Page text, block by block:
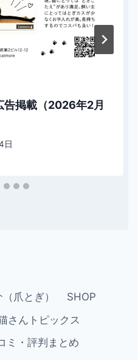
告掲載（2026年2月
日
爪とぎ）
SHOP
さんトピックス
ミ・評判まとめ